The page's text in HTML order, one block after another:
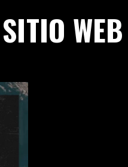
WEB